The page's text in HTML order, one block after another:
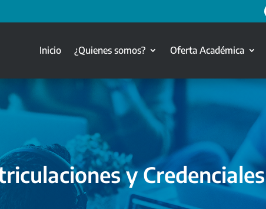
Inicio ¿Quienes somos? Oferta Académica
y Credenciales